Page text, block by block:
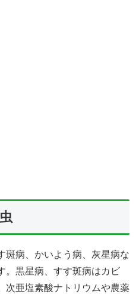
斑病、かいよう病、灰星病な
。黒星病、すす斑病はカビ
次亜塩素酸ナトリウムや農薬